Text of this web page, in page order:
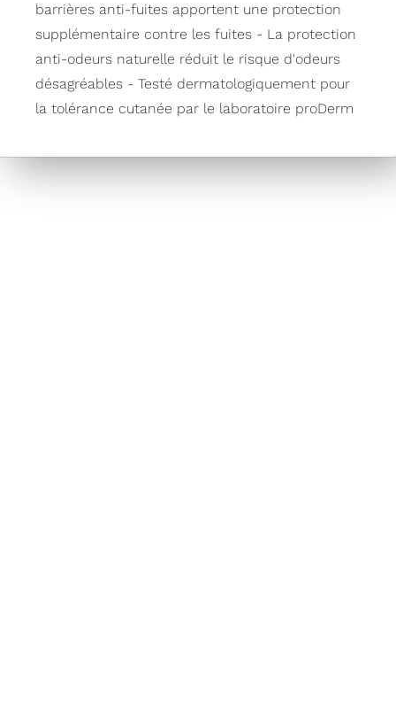
barrières anti-fuites apportent une protection
supplémentaire contre les fuites - La protection
anti-odeurs naturelle réduit le risque d'odeurs
désagréables - Testé dermatologiquement pour
la tolérance cutanée par le laboratoire proDerm